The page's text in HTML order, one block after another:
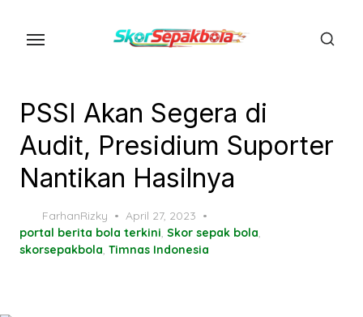
PSSI Akan Segera di
Audit, Presidium Suporter
Nantikan Hasilnya
FarhanRizky
Posted
on
April 27, 2023
portal berita bola terkini, Skor sepak bola,
skorsepakbola, Timnas Indonesia